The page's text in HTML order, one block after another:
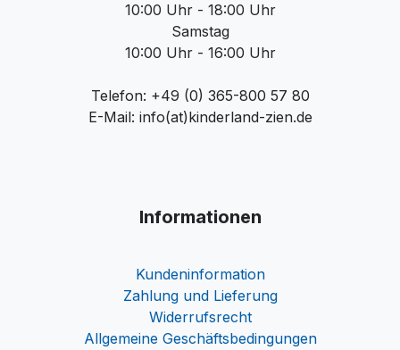
10:00 Uhr - 18:00 Uhr
Samstag
10:00 Uhr - 16:00 Uhr
Telefon: +49 (0) 365-800 57 80
E-Mail: info(at)kinderland-zien.de
Informationen
Kundeninformation
Zahlung und Lieferung
Widerrufsrecht
Allgemeine Geschäftsbedingungen